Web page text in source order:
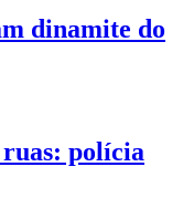
dinamite do
polícia